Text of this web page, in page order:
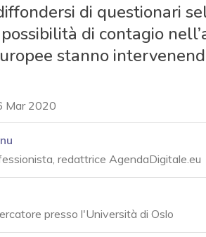
di questionari
di contagio
stanno
Mar 2020
redattrice AgendaDigitale.eu
presso l'Università di Oslo